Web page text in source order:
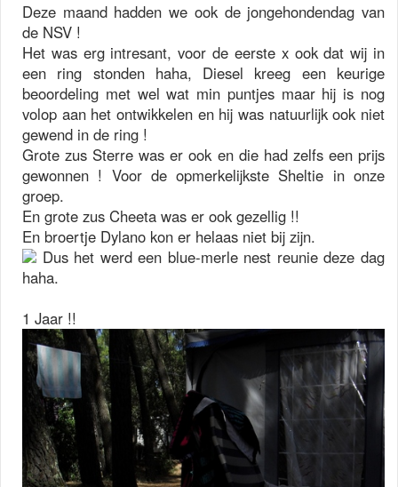
Deze maand hadden we ook de jongehondendag van
de NSV !
Het was erg intresant, voor de eerste x ook dat wij in
een ring stonden haha, Diesel kreeg een keurige
beoordeling met wel wat min puntjes maar hij is nog
volop aan het ontwikkelen en hij was natuurlijk ook niet
gewend in de ring !
Grote zus Sterre was er ook en die had zelfs een prijs
gewonnen ! Voor de opmerkelijkste Sheltie in onze
groep.
En grote zus Cheeta was er ook gezellig !!
En broertje Dylano kon er helaas niet bij zijn.
Dus het werd een blue-merle nest reunie deze dag
haha.
1 Jaar !!